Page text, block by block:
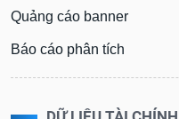
Quảng cáo banner
Báo cáo phân tích
Công
đầu